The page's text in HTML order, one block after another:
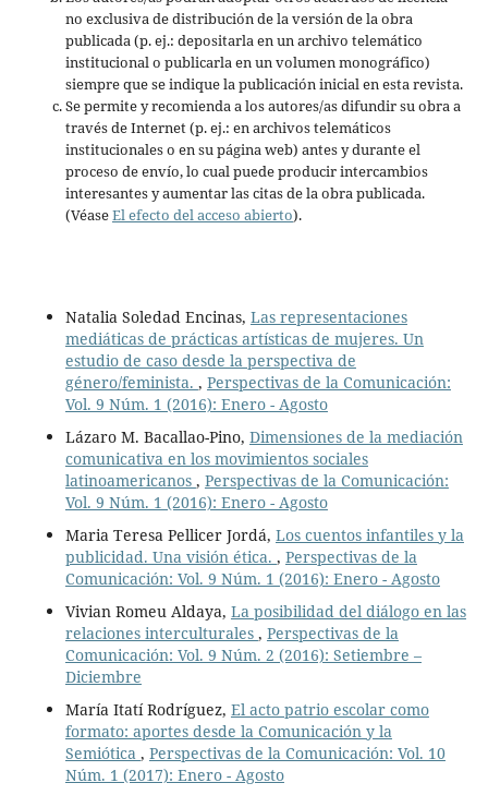
no exclusiva de distribución de la versión de la obra
publicada (p. ej.: depositarla en un archivo telemático
institucional o publicarla en un volumen monográfico)
siempre que se indique la publicación inicial en esta revista.
Se permite y recomienda a los autores/as difundir su obra a
través de Internet (p. ej.: en archivos telemáticos
institucionales o en su página web) antes y durante el
proceso de envío, lo cual puede producir intercambios
interesantes y aumentar las citas de la obra publicada.
(VéaseEl efecto del acceso abierto).
Natalia Soledad Encinas, Las representaciones
mediáticas de prácticas artísticas de mujeres. Un
estudio de caso desde la perspectiva de
género/feminista. , Perspectivas de la Comunicación:
Vol. 9 Núm. 1 (2016): Enero - Agosto
Lázaro M. Bacallao-Pino, Dimensiones de la mediación
comunicativa en los movimientos sociales
latinoamericanos , Perspectivas de la Comunicación:
Vol. 9 Núm. 1 (2016): Enero - Agosto
Maria Teresa Pellicer Jordá, Los cuentos infantiles y la
publicidad. Una visión ética. , Perspectivas de la
Comunicación: Vol. 9 Núm. 1 (2016): Enero - Agosto
Vivian Romeu Aldaya, La posibilidad del diálogo en las
relaciones interculturales , Perspectivas de la
Comunicación: Vol. 9 Núm. 2 (2016): Setiembre –
Diciembre
María Itatí Rodríguez, El acto patrio escolar como
formato: aportes desde la Comunicación y la
Semiótica , Perspectivas de la Comunicación: Vol. 10
Núm. 1 (2017): Enero - Agosto